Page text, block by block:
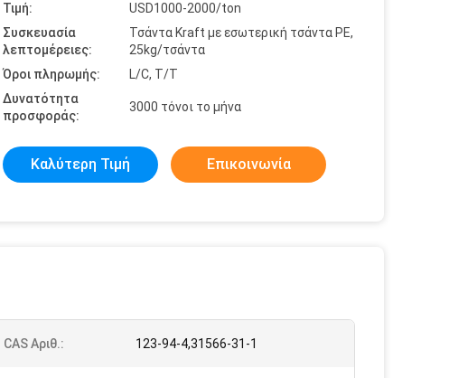
Τιμή:
USD1000-2000/ton
Συσκευασία
λεπτομέρειες:
Τσάντα Kraft με εσωτερική τσάντα PE,
25kg/τσάντα
Όροι πληρωμής:
L/C, T/T
Δυνατότητα
προσφοράς:
3000 τόνοι το μήνα
Καλύτερη Τιμή Επικοινωνία
CAS Αριθ.: 123-94-4,31566-31-1